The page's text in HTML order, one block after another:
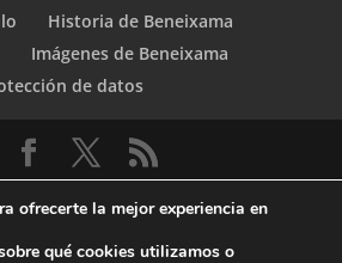
Historia de Beneixama
Imágenes de Beneixama
de datos
ofrecerte la mejor experiencia en
qué cookies utilizamos o